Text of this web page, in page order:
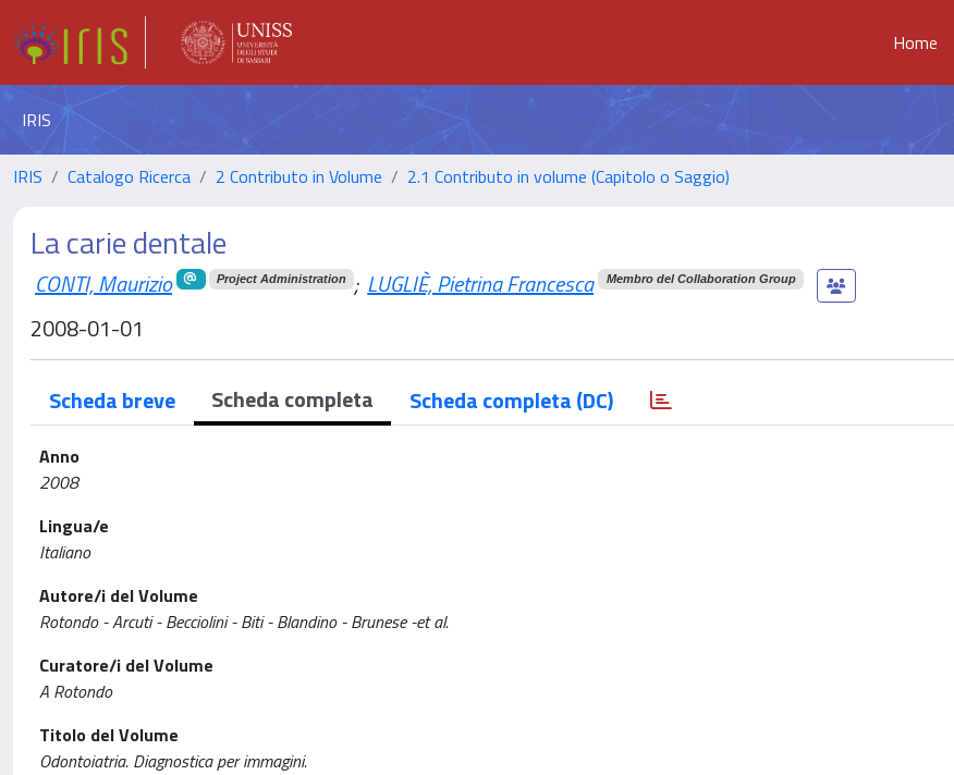
Home
IRIS
IRIS Catalogo Ricerca 2 Contributo in Volume 2.1 Contributo in volume (Capitolo o Saggio)
La carie dentale
CONTI, Maurizio Project Administration ; LUGLIÈ, Pietrina Francesca Membro del Collaboration Group
2008-01-01
Scheda breve Scheda completa Scheda completa (DC)
Anno
2008
Lingua/e
Italiano
Autore/i del Volume
Rotondo - Arcuti - Becciolini - Biti - Blandino - Brunese -et al.
Curatore/i del Volume
A Rotondo
Titolo del Volume
Odontoiatria. Diagnostica per immagini.